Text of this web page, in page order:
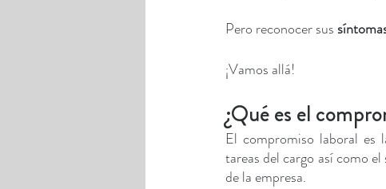
Pero reconocer sus
¡Vamos allá!
¿Qué es el
El compromiso laboral es
tareas del cargo así como
de la empresa.